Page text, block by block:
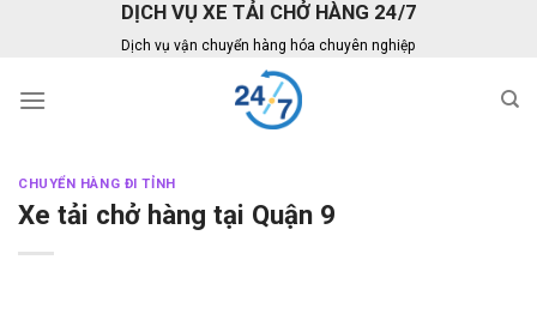
DỊCH VỤ XE TẢI CHỞ HÀNG 24/7
Dịch vụ vận chuyển hàng hóa chuyên nghiệp
CHUYỂN HÀNG ĐI TỈNH
Xe tải chở hàng tại Quận 9